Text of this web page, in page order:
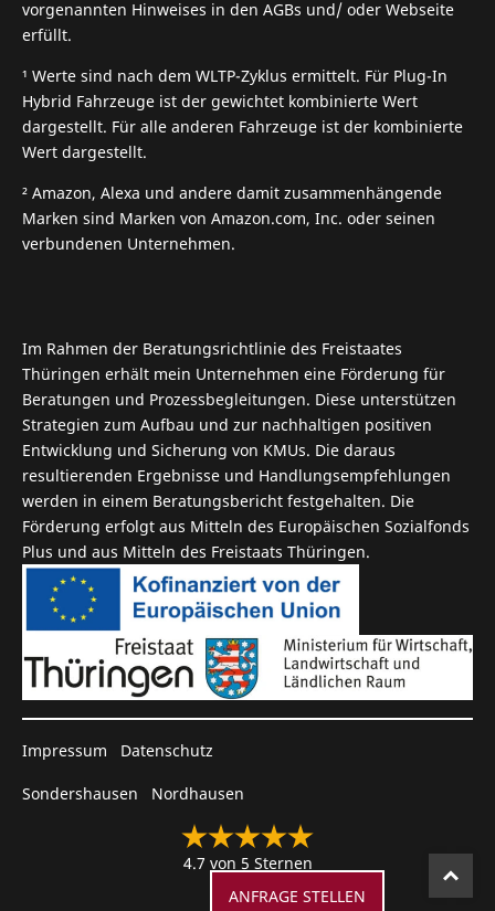
ANFRAGE STELLEN
vorgenannten Hinweises in den AGBs und/ oder Webseite
erfüllt.
¹ Werte sind nach dem WLTP-Zyklus ermittelt. Für Plug-In
Hybrid Fahrzeuge ist der gewichtet kombinierte Wert
dargestellt. Für alle anderen Fahrzeuge ist der kombinierte
Wert dargestellt.
² Amazon, Alexa und andere damit zusammenhängende
Marken sind Marken von Amazon.com, Inc. oder seinen
verbundenen Unternehmen.
Im Rahmen der Beratungsrichtlinie des Freistaates
Thüringen erhält mein Unternehmen eine Förderung für
Beratungen und Prozessbegleitungen. Diese unterstützen
Strategien zum Aufbau und zur nachhaltigen positiven
Entwicklung und Sicherung von KMUs. Die daraus
resultierenden Ergebnisse und Handlungsempfehlungen
werden in einem Beratungsbericht fest­gehalten. Die
Förderung erfolgt aus Mitteln des Europäischen Sozial­fonds
Plus und aus Mitteln des Freistaats Thüringen.
Impressum Datenschutz
Sondershausen Nordhausen
4.7 von 5 Sternen